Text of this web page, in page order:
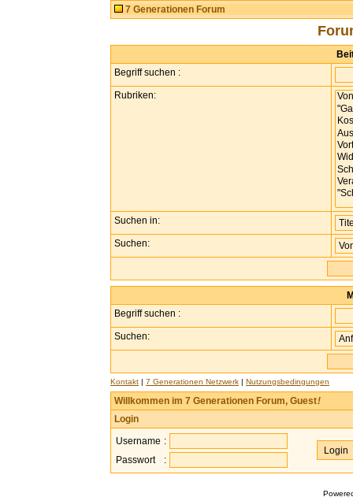
7 Generationen Forum
Begriff suchen :
Rubriken:
Suchen in:
Suchen:
Begriff suchen :
Suchen:
Kontakt | 7 Generationen Netzwerk | Nutzungsbedingungen
Willkommen im 7 Generationen Forum, Guest!
Login
Username :
Passwort
: